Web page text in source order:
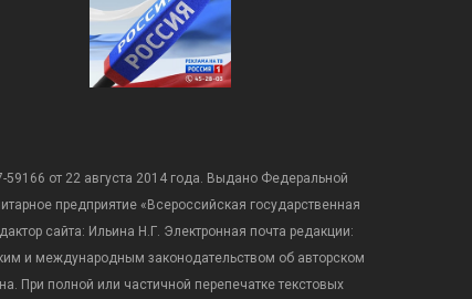
от 22 августа 2014 года. Выдано Федеральной
предприятие «Всероссийская государственная
сайта: Ильина Н.Г. Электронная почта редакции:
и международным законодательством об авторском
При полной или частичной перепечатке текстовых